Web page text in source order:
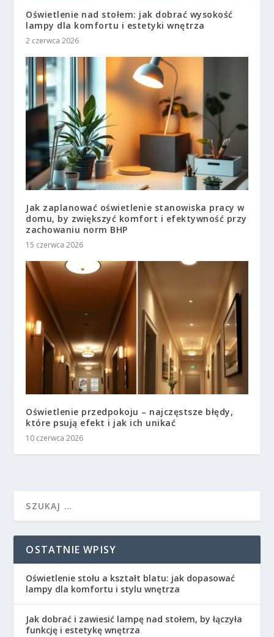
Oświetlenie nad stołem: jak dobrać wysokość
lampy dla komfortu i estetyki wnętrza
2 czerwca 2026
Jak zaplanować oświetlenie stanowiska pracy w
domu, by zwiększyć komfort i efektywność przy
zachowaniu norm BHP
15 czerwca 2026
Oświetlenie przedpokoju – najczęstsze błędy,
które psują efekt i jak ich unikać
10 czerwca 2026
OSTATNIE WPISY
Oświetlenie stołu a kształt blatu: jak dopasować
lampy dla komfortu i stylu wnętrza
Jak dobrać i zawiesić lampę nad stołem, by łączyła
funkcję i estetykę wnętrza